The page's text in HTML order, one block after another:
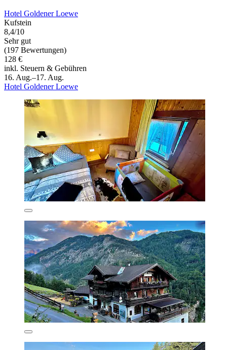
Hotel Goldener Loewe
Kufstein
8,4/10
Sehr gut
(197 Bewertungen)
128 €
inkl. Steuern & Gebühren
16. Aug.–17. Aug.
Hotel Goldener Loewe